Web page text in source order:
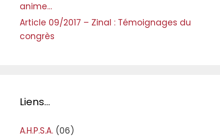
anime…
Article 09/2017 – Zinal : Témoignages du
congrès
Liens…
A.H.P.S.A. (06)